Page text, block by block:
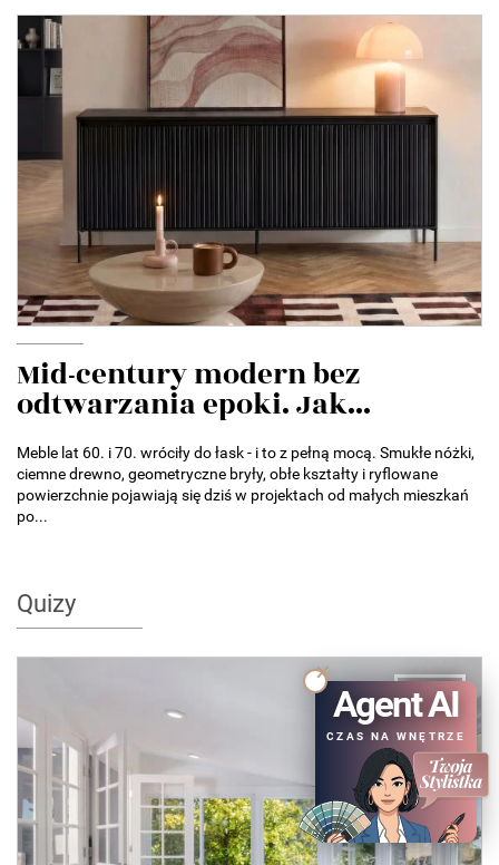
Mid-century modern bez
odtwarzania epoki. Jak...
Meble lat 60. i 70. wróciły do łask - i to z pełną mocą. Smukłe nóżki,
ciemne drewno, geometryczne bryły, obłe kształty i ryflowane
powierzchnie pojawiają się dziś w projektach od małych mieszkań
po...
Quizy
QUIZ
Agent AI
CZAS NA WNĘTRZE